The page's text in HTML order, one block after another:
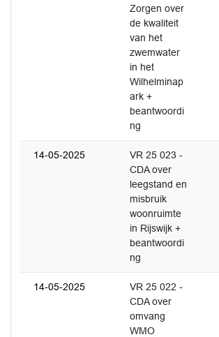
Zorgen over
de kwaliteit
van het
zwemwater
in het
Wilhelminap
ark +
beantwoordi
ng
14-05-2025
VR 25 023 -
CDA over
leegstand en
misbruik
woonruimte
in Rijswijk +
beantwoordi
ng
14-05-2025
VR 25 022 -
CDA over
omvang
WMO